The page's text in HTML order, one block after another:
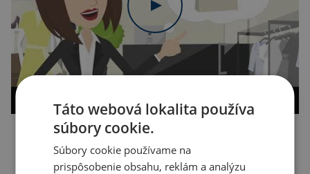
Kopírovať odkaz
Táto webová lokalita používa
súbory cookie.
Súbory cookie používame na
prispôsobenie obsahu, reklám a analýzu